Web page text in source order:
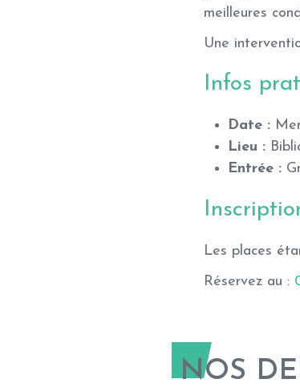
meilleures
Une
Infos
Date :
Lieu :
Entrée :
Les places
Réservez au :
NOS